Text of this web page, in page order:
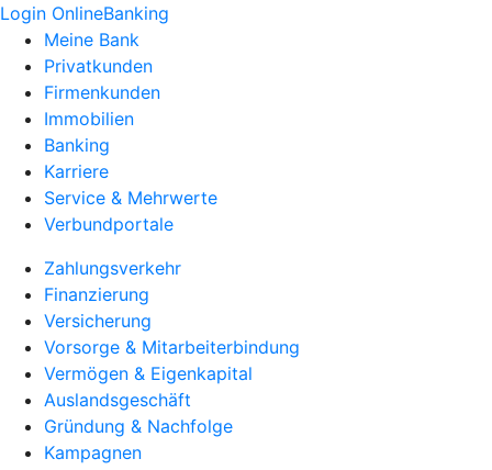
Login OnlineBanking
Meine Bank
Privatkunden
Firmenkunden
Immobilien
Banking
Karriere
Service & Mehrwerte
Verbundportale
Zahlungsverkehr
Finanzierung
Versicherung
Vorsorge & Mitarbeiterbindung
Vermögen & Eigenkapital
Auslandsgeschäft
Gründung & Nachfolge
Kampagnen